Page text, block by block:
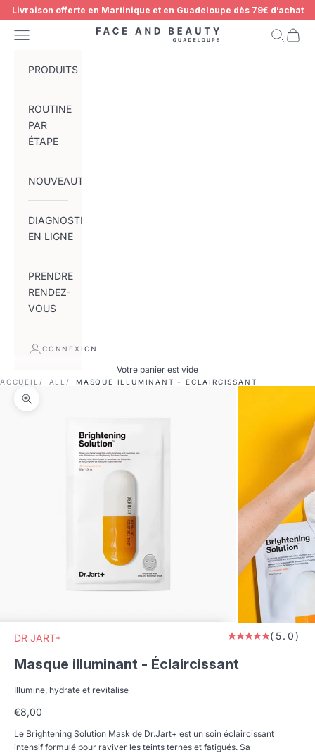
Passer au contenu
Livraison offerte en Martinique et en Guadeloupe dès 79€ d’achat
Face and Beauty Guadeloupe
Menu Panier
PRODUITS
ROUTINE
PAR
ÉTAPE
NOUVEAUTÉS
DIAGNOSTIC
EN LIGNE
PRENDRE
RENDEZ-
VOUS
CONNEXION
Votre panier est vide
ACCUEIL ALL MASQUE ILLUMINANT - ÉCLAIRCISSANT
DISPONIBLE BIENTÔT
Zoomer sur l'image
DR JART+ (5.0)
Masque illuminant - Éclaircissant
Illumine, hydrate et revitalise
Prix de vente
€8,00
Le Brightening Solution Mask de Dr.Jart+ est un soin éclaircissant
intensif formulé pour raviver les teints ternes et fatigués. Sa